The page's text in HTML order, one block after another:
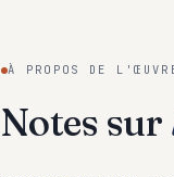
À PROPOS DE
Notes sur